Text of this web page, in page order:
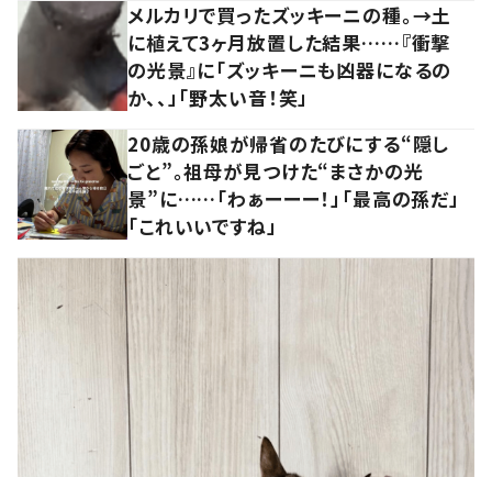
メルカリで買ったズッキーニの種。→土
に植えて3ヶ月放置した結果……『衝撃
の光景』に「ズッキーニも凶器になるの
か、、」「野太い音！笑」
20歳の孫娘が帰省のたびにする“隠し
ごと”。祖母が見つけた“まさかの光
景”に……「わぁーーー！」「最高の孫だ」
「これいいですね」